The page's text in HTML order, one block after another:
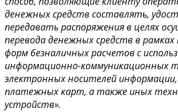
денежных средств составлять,
передавать распоряжения в целях
перевода денежных средств в
форм безналичных расчетов с
информационно-коммуникационных
электронных носителей
платежных карт, а также иных
устройств».